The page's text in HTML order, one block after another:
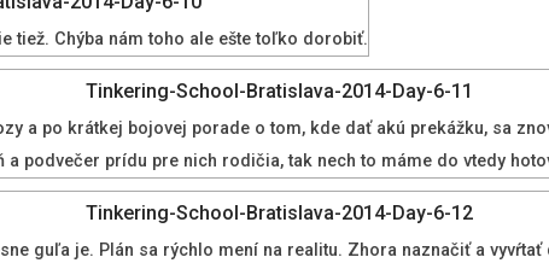
tiež. Chýba nám toho ale ešte toľko dorobiť.
a po krátkej bojovej porade o tom, kde dať akú prekážku, sa
a podvečer prídu pre nich rodičia, tak nech to máme do vtedy
guľa je. Plán sa rýchlo mení na realitu. Zhora naznačiť a